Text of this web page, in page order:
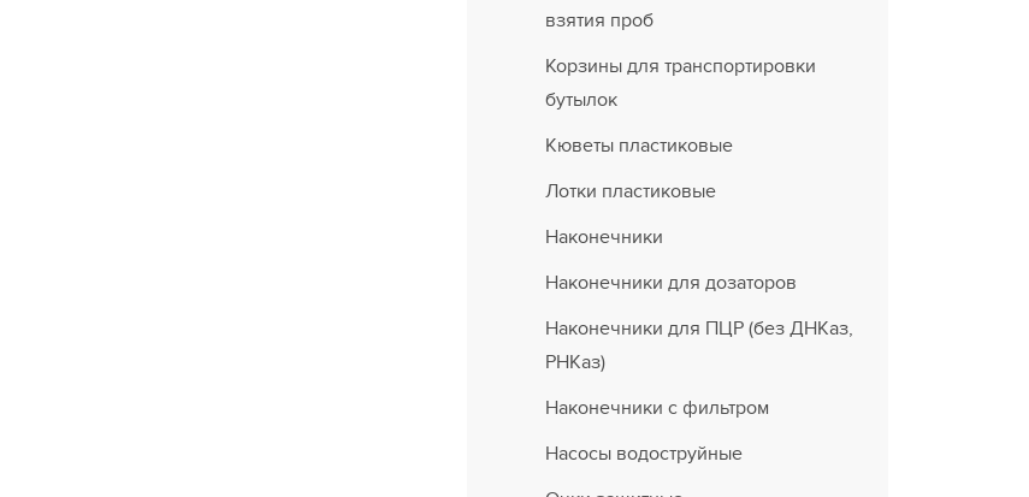
взятия проб
Корзины для транспортировки
бутылок
Кюветы пластиковые
Лотки пластиковые
Наконечники
Наконечники для дозаторов
Наконечники для ПЦР (без ДНКаз,
РНКаз)
Наконечники с фильтром
Насосы водоструйные